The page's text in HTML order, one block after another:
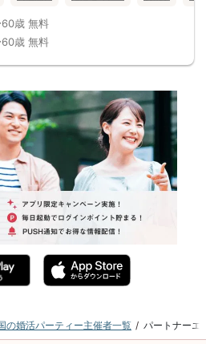
歳 無料
歳 無料
の婚活パーティー主催者一覧 パートナーエ